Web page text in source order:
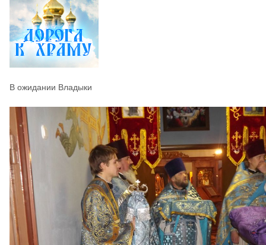
В ожидании Владыки